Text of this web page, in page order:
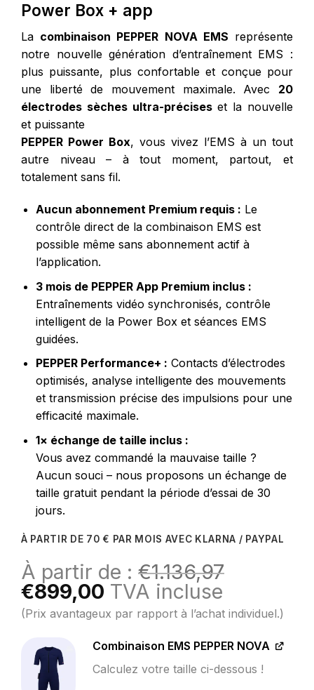
Power Box + app
La combinaison PEPPER NOVA EMS représente
notre nouvelle génération d’entraînement EMS :
plus puissante, plus confortable et conçue pour
une liberté de mouvement maximale. Avec 20
électrodes sèches ultra-préciseset la nouvelle
et puissante
PEPPER Power Box, vous vivez l’EMS à un tout
autre niveau – à tout moment, partout, et
totalement sans fil.
Aucun abonnement Premium requis : Le
contrôle direct de la combinaison EMS est
possible même sans abonnement actif à
l’application.
3 mois de PEPPER App Premium inclus :
Entraînements vidéo synchronisés, contrôle
intelligent de la Power Box et séances EMS
guidées.
PEPPER Performance+ : Contacts d’électrodes
optimisés, analyse intelligente des mouvements
et transmission précise des impulsions pour une
efficacité maximale.
1× échange de taille inclus :
Vous avez commandé la mauvaise taille ?
Aucun souci – nous proposons un échange de
taille gratuit pendant la période d’essai de 30
jours.
À PARTIR DE 70 € PAR MOIS AVEC KLARNA / PAYPAL
À partir de : €1.136,97
Le
prix
était :
€1.136,97.
€899,00 Le
prix
est :
€899,00.
TVA incluse
(Prix avantageux par rapport à l’achat individuel.)
Combinaison EMS PEPPER NOVA
Calculez votre taille ci-dessous !